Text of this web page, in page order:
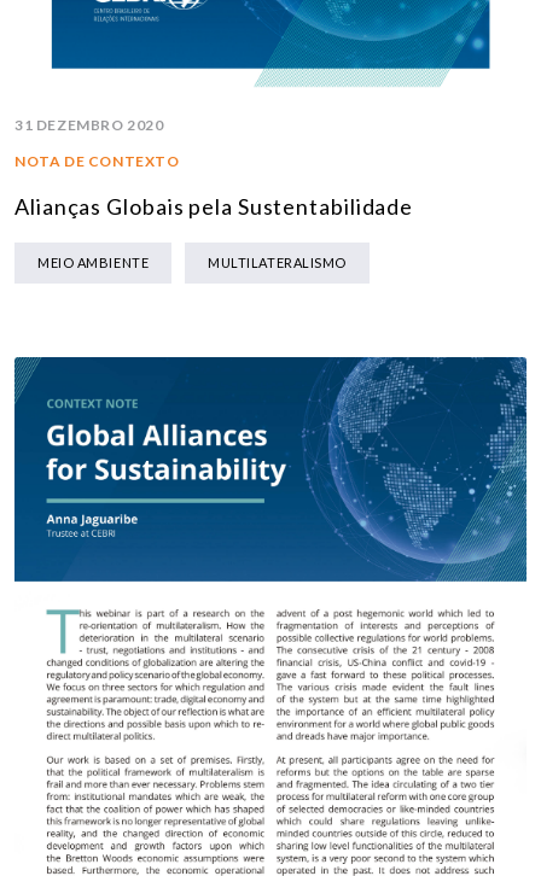
31 DEZEMBRO 2020
NOTA DE CONTEXTO
Alianças Globais pela Sustentabilidade
MEIO AMBIENTE MULTILATERALISMO